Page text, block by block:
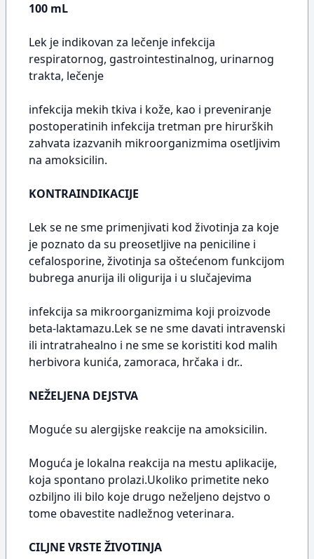
100 mL
Lek je indikovan za lečenje infekcija
respiratornog, gastrointestinalnog, urinarnog
trakta, lečenje
infekcija mekih tkiva i kože, kao i preveniranje
postoperatinih infekcija tretman pre hirurških
zahvata izazvanih mikroorganizmima osetljivim
na amoksicilin.
KONTRAINDIKACIJE
Lek se ne sme primenjivati kod životinja za koje
je poznato da su preosetljive na peniciline i
cefalosporine, životinja sa oštećenom funkcijom
bubrega anurija ili oligurija i u slučajevima
infekcija sa mikroorganizmima koji proizvode
beta-laktamazu.Lek se ne sme davati intravenski
ili intratrahealno i ne sme se koristiti kod malih
herbivora kunića, zamoraca, hrčaka i dr..
NEŽELJENA DEJSTVA
Moguće su alergijske reakcije na amoksicilin.
Moguća je lokalna reakcija na mestu aplikacije,
koja spontano prolazi.Ukoliko primetite neko
ozbiljno ili bilo koje drugo neželjeno dejstvo o
tome obavestite nadležnog veterinara.
CILJNE VRSTE ŽIVOTINJA